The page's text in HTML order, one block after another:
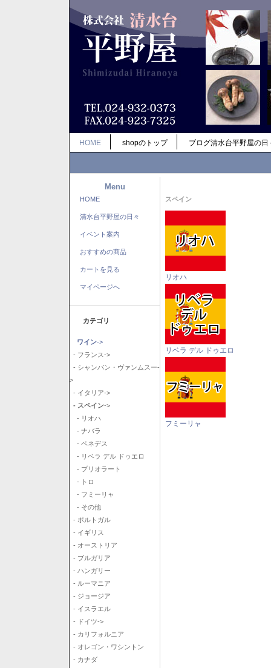
HOME shopのトップ ブログ清水台平野屋の日
Menu
HOME
清水台平野屋の日々
イベント案内
おすすめの商品
カートを見る
マイページへ
カテゴリ
ワイン->
- フランス->
- シャンパン・ヴァンムスー-
>
- イタリア->
- スペイン->
- リオハ
- ナバラ
- ペネデス
- リベラ デル ドゥエロ
- プリオラート
- トロ
- フミーリャ
- その他
- ポルトガル
- イギリス
- オーストリア
- ブルガリア
- ハンガリー
- ルーマニア
- ジョージア
- イスラエル
- ドイツ->
- カリフォルニア
- オレゴン・ワシントン
- カナダ
スペイン
リオハ
リベラ デル ドゥエロ
フミーリャ